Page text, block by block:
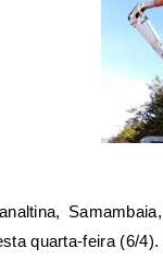
quarta-feira (6/